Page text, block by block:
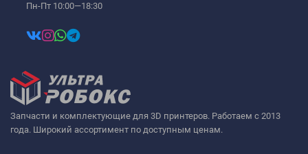
Запчасти и комплектующие для 3D принтеров. Работаем с 2013
года. Широкий ассортимент по доступным ценам.
Пн-Пт 10:00—18:30